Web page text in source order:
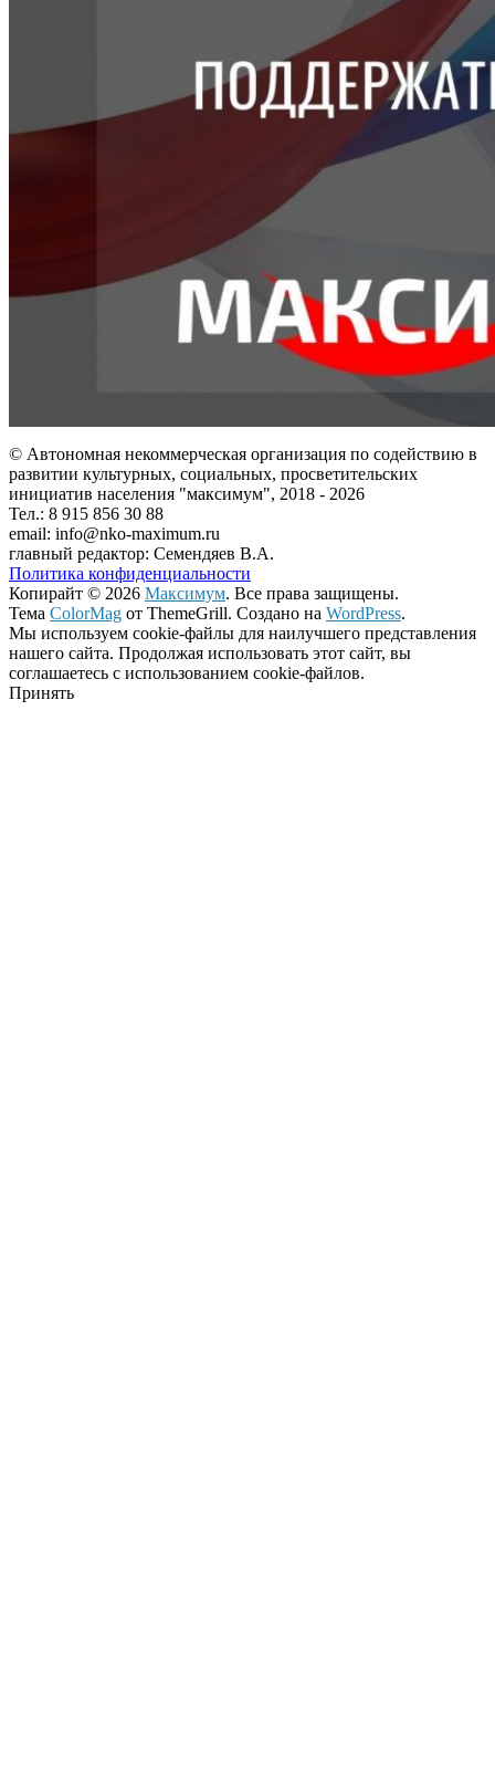
© Автономная некоммерческая организация по содействию в
развитии культурных, социальных, просветительских
инициатив населения "максимум", 2018 - 2026
Тел.: 8 915 856 30 88
email: info@nko-maximum.ru
главный редактор: Семендяев В.А.
Политика конфиденциальности
Копирайт © 2026 Максимум. Все права защищены.
Тема ColorMag от ThemeGrill. Создано на WordPress.
Мы используем cookie-файлы для наилучшего представления
нашего сайта. Продолжая использовать этот сайт, вы
соглашаетесь с использованием cookie-файлов.
Принять